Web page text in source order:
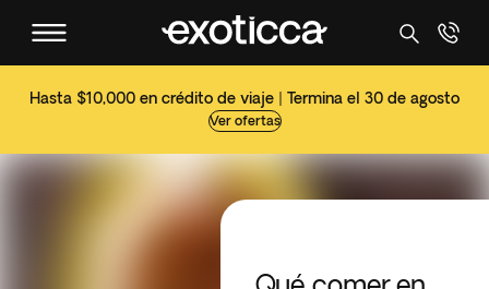
Hasta $10,000 en crédito de viaje | Termina el 30 de agosto
Ver ofertas